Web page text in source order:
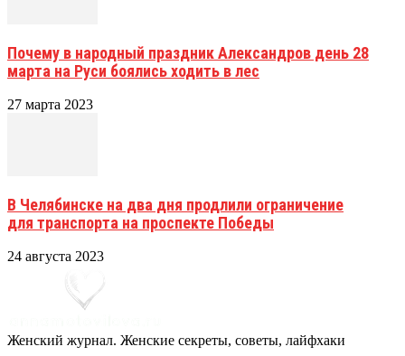
Почему в народный праздник Александров день 28
марта на Руси боялись ходить в лес
27 марта 2023
В Челябинске на два дня продлили ограничение
для транспорта на проспекте Победы
24 августа 2023
Женский журнал. Женские секреты, советы, лайфхаки